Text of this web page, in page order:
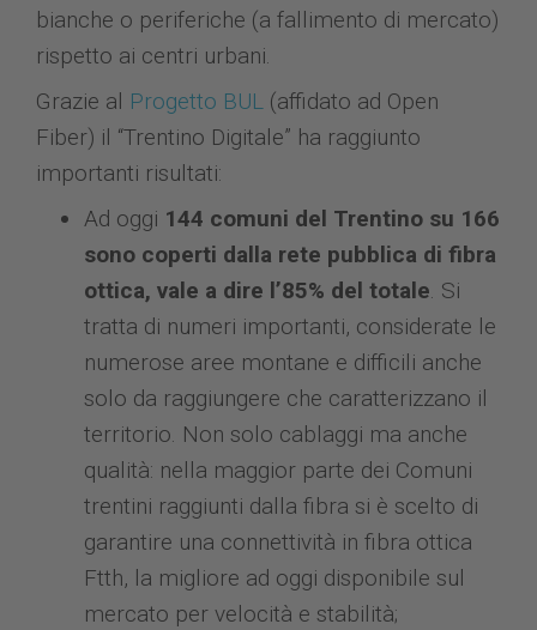
bianche o periferiche (a fallimento di mercato)
rispetto ai centri urbani.
Grazie al Progetto BUL (affidato ad Open
Fiber) il “Trentino Digitale” ha raggiunto
importanti risultati:
Ad oggi 144 comuni del Trentino su 166
sono coperti dalla rete pubblica di fibra
ottica, vale a dire l’85% del totale. Si
tratta di numeri importanti, considerate le
numerose aree montane e difficili anche
solo da raggiungere che caratterizzano il
territorio. Non solo cablaggi ma anche
qualità: nella maggior parte dei Comuni
trentini raggiunti dalla fibra si è scelto di
garantire una connettività in fibra ottica
Ftth, la migliore ad oggi disponibile sul
mercato per velocità e stabilità;